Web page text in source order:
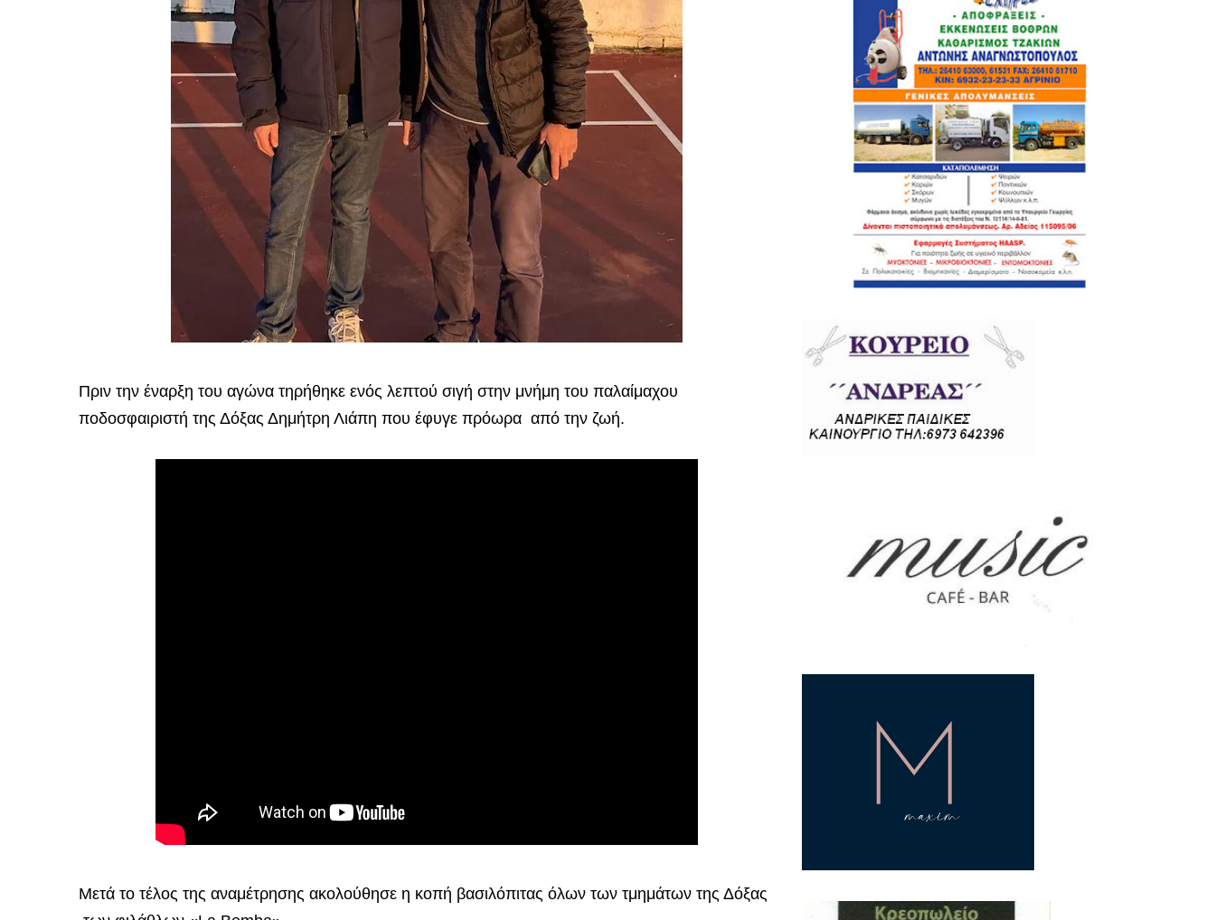
Πριν την έναρξη του αγώνα τηρήθηκε ενός λεπτού σιγή στην μνήμη του παλαίμαχου
ποδοσφαιριστή της Δόξας Δημήτρη Λιάπη που έφυγε πρόωρα από την ζωή.
Μετά το τέλος της αναμέτρησης ακολούθησε η κοπή βασιλόπιτας όλων των τμημάτων της Δόξας